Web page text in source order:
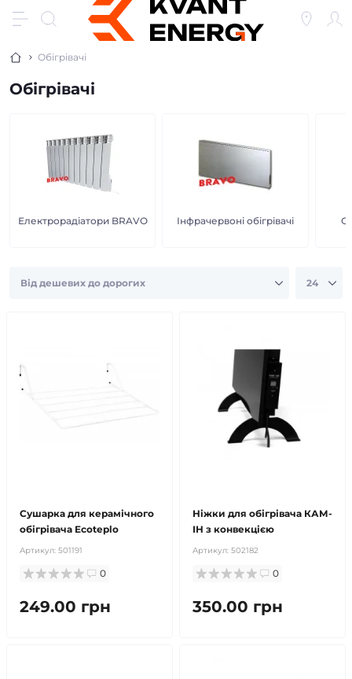
Обігрівачі
Обігрівачі
Електрорадіатори BRAVO Інфрачервоні обігрівачі
Сушарка для керамічного
обігрівача Ecoteplo
Артикул: 501191
0
249.00 грн
Ніжки для обігрівача КАМ-
ІН з конвекцією
Артикул: 502182
0
350.00 грн